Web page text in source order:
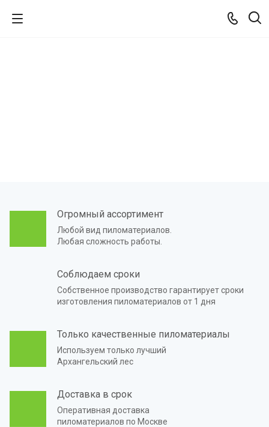
брус
Огромный ассортимент
Любой вид пиломатериалов.
Любая сложность работы.
Соблюдаем сроки
Собственное производство гарантирует сроки
изготовления пиломатериалов от 1 дня
Только качественные пиломатериалы
Используем только лучший
Архангельский лес
Доставка в срок
Оперативная доставка
пиломатериалов по Москве